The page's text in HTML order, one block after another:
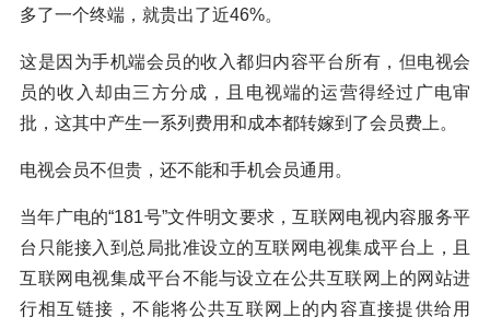
多了一个终端，就贵出了近46%。
这是因为手机端会员的收入都归内容平台所有，但电视会
员的收入却由三方分成，且电视端的运营得经过广电审
批，这其中产生一系列费用和成本都转嫁到了会员费上。
电视会员不但贵，还不能和手机会员通用。
当年广电的“181号”文件明文要求，互联网电视内容服务平
台只能接入到总局批准设立的互联网电视集成平台上，且
互联网电视集成平台不能与设立在公共互联网上的网站进
行相互链接，不能将公共互联网上的内容直接提供给用